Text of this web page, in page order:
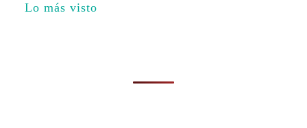
Lo más visto